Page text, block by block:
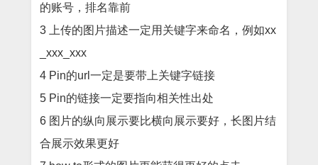
的账号，排名靠前
3 上传的图片描述一定用关键字来命名，例如xx
_xxx_xxx
4 Pin的url一定是要带上关键字链接
5 Pin的链接一定要指向相关性出处
6 图片的纵向展示要比横向展示要好，长图片结
合展示效果更好